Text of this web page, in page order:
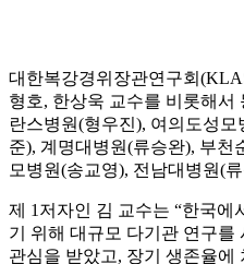
대한복강경위장관연구회
형호, 한상욱 교수를 비롯해서
란스병원(형우진), 여의도성
준), 계명대병원(류승완), 부천
모병원(송교영), 전남대병원(
제 1저자인 김 교수는 “한국
기 위해 대규모 다기관 연구를
관심을 받았고, 장기 생존율